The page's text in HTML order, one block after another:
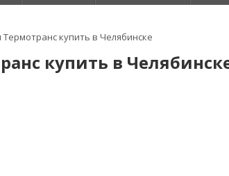
Термотранс купить в Челябинске
купить в